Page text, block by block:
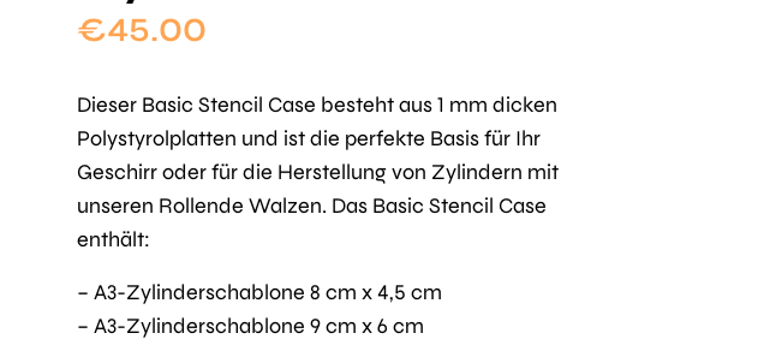
€45.00
Dieser Basic Stencil Case besteht aus 1 mm dicken
Polystyrolplatten und ist die perfekte Basis für Ihr
Geschirr oder für die Herstellung von Zylindern mit
unseren Rollende Walzen. Das Basic Stencil Case
enthält:
– A3-Zylinderschablone 8 cm x 4,5 cm
– A3-Zylinderschablone 9 cm x 6 cm